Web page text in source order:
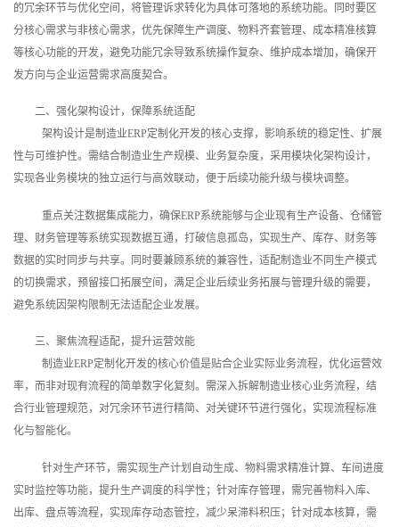
的冗余环节与优化空间，将管理诉求转化为具体可落地的系统功能。同时要区
分核心需求与非核心需求，优先保障生产调度、物料齐套管理、成本精准核算
等核心功能的开发，避免功能冗余导致系统操作复杂、维护成本增加，确保开
发方向与企业运营需求高度契合。
二、强化架构设计，保障系统适配
架构设计是制造业ERP定制化开发的核心支撑，影响系统的稳定性、扩展
性与可维护性。需结合制造业生产规模、业务复杂度，采用模块化架构设计，
实现各业务模块的独立运行与高效联动，便于后续功能升级与模块调整。
重点关注数据集成能力，确保ERP系统能够与企业现有生产设备、仓储管
理、财务管理等系统实现数据互通，打破信息孤岛，实现生产、库存、财务等
数据的实时同步与共享。同时要兼顾系统的兼容性，适配制造业不同生产模式
的切换需求，预留接口拓展空间，满足企业后续业务拓展与管理升级的需要，
避免系统因架构限制无法适配企业发展。
三、聚焦流程适配，提升运营效能
制造业ERP定制化开发的核心价值是贴合企业实际业务流程，优化运营效
率，而非对现有流程的简单数字化复刻。需深入拆解制造业核心业务流程，结
合行业管理规范，对冗余环节进行精简、对关键环节进行强化，实现流程标准
化与智能化。
针对生产环节，需实现生产计划自动生成、物料需求精准计算、车间进度
实时监控等功能，提升生产调度的科学性；针对库存管理，需完善物料入库、
出库、盘点等流程，实现库存动态管控，减少呆滞料积压；针对成本核算，需